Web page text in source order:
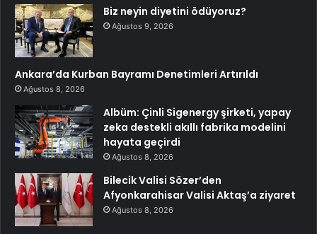
Biz neyin diyetini ödüyoruz?
Ağustos 9, 2026
Ankara’da Kurban Bayramı Denetimleri Artırıldı
Ağustos 8, 2026
Albüm: Çinli Sigenergy şirketi, yapay
zeka destekli akıllı fabrika modelini
hayata geçirdi
Ağustos 8, 2026
Bilecik Valisi Sözer’den
Afyonkarahisar Valisi Aktaş’a ziyaret
Ağustos 8, 2026